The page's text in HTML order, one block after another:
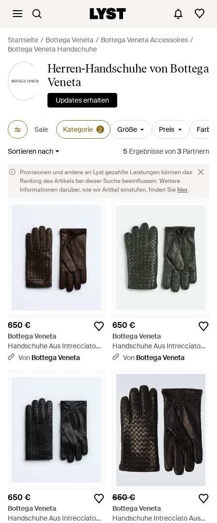
Startseite Bottega Veneta
Bottega Veneta Accessoires
Bottega Veneta Handschuhe
Herren-Handschuhe von Bottega
Veneta
Updates erhalten
Sale Kategorie 2 Größe Preis Farbe
Sortieren nach 5 Ergebnissevon3 Partnern
Provisionen und andere an Lyst gezahlte Leistungen können das
Ranking des Artikels bei dieser Suche beeinflussen. Weitere
Informationen darüber, wie wir Artikel einstufen, finden Siehier.
650 €
Bottega Veneta
Handschuhe Aus Intrecciato
Leder - Schwarz
Von Bottega Veneta
650 €
Bottega Veneta
Handschuhe Aus Intrecciato
Leder - Grün
Von Bottega Veneta
650 €
Bottega Veneta
Handschuhe Aus Intrecciato
650 €
Bottega Veneta
Handschuhe Intrecciato Aus